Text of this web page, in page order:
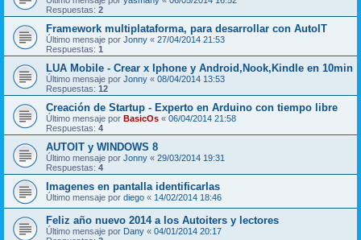
Respuestas: 2
Framework multiplataforma, para desarrollar con AutoIT
Último mensaje por Jonny « 27/04/2014 21:53
Respuestas: 1
LUA Mobile - Crear x Iphone y Android,Nook,Kindle en 10min
Último mensaje por Jonny « 08/04/2014 13:53
Respuestas: 12
Creación de Startup - Experto en Arduino con tiempo libre
Último mensaje por BasicOs « 06/04/2014 21:58
Respuestas: 4
AUTOIT y WINDOWS 8
Último mensaje por Jonny « 29/03/2014 19:31
Respuestas: 4
Imagenes en pantalla identificarlas
Último mensaje por diego « 14/02/2014 18:46
Feliz año nuevo 2014 a los Autoiters y lectores
Último mensaje por Dany « 04/01/2014 20:17